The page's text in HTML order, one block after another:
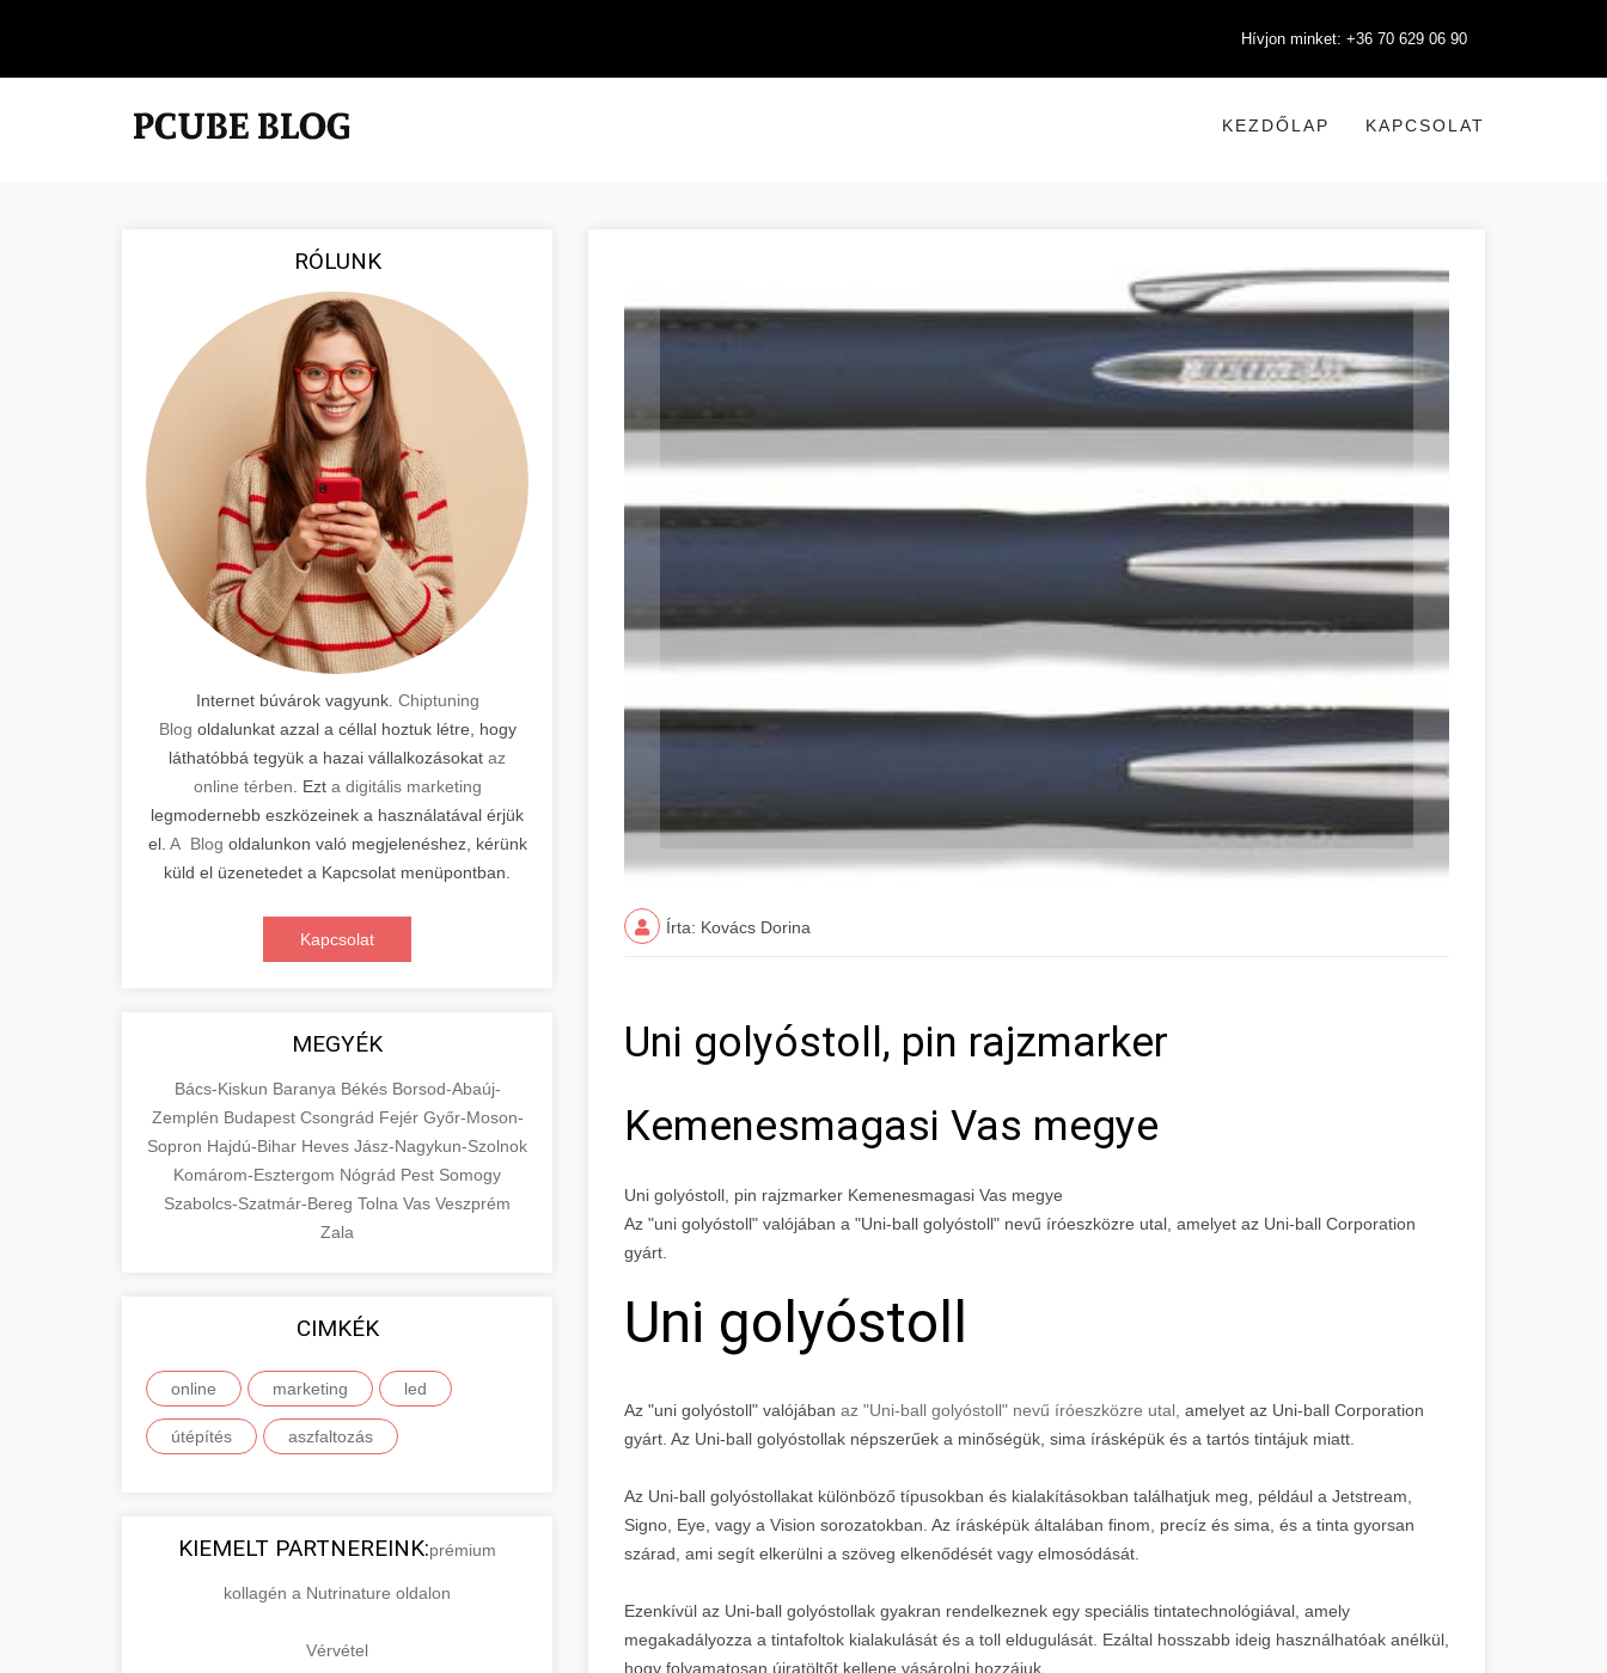
Hívjon minket: +36 70 629 06 90
KEZDŐLAP KAPCSOLAT
RÓLUNK
Internet búvárok vagyunk. Chiptuning
Blog oldalunkat azzal a céllal hoztuk létre, hogy
láthatóbbá tegyük a hazai vállalkozásokat az
online térben . Ezt a digitális marketing
legmodernebb eszközeinek a használatával érjük
el. A Blog oldalunkon való megjelenéshez, kérünk
küld el üzenetedet a Kapcsolat menüpontban.
Kapcsolat
MEGYÉK
Bács-Kiskun Baranya Békés Borsod-Abaúj-
Zemplén Budapest Csongrád Fejér Győr-Moson-
Sopron Hajdú-Bihar Heves Jász-Nagykun-Szolnok
Komárom-Esztergom Nógrád Pest Somogy
Szabolcs-Szatmár-Bereg Tolna Vas Veszprém
Zala
CIMKÉK
online marketing led
útépítés aszfaltozás
KIEMELT PARTNEREINK:prémium
kollagén a Nutrinature oldalon
Vérvétel
Írta: Kovács Dorina
Uni golyóstoll, pin rajzmarker
Kemenesmagasi Vas megye
Uni golyóstoll, pin rajzmarker Kemenesmagasi Vas megye
Az "uni golyóstoll" valójában a "Uni-ball golyóstoll" nevű íróeszközre utal, amelyet az Uni-ball Corporation
gyárt.
Uni golyóstoll
Az "uni golyóstoll" valójában az "Uni-ball golyóstoll" nevű íróeszközre utal, amelyet az Uni-ball Corporation
gyárt. Az Uni-ball golyóstollak népszerűek a minőségük, sima írásképük és a tartós tintájuk miatt.
Az Uni-ball golyóstollakat különböző típusokban és kialakításokban találhatjuk meg, például a Jetstream,
Signo, Eye, vagy a Vision sorozatokban. Az írásképük általában finom, precíz és sima, és a tinta gyorsan
szárad, ami segít elkerülni a szöveg elkenődését vagy elmosódását.
Ezenkívül az Uni-ball golyóstollak gyakran rendelkeznek egy speciális tintatechnológiával, amely
megakadályozza a tintafoltok kialakulását és a toll eldugulását. Ezáltal hosszabb ideig használhatóak anélkül,
hogy folyamatosan újratöltőt kellene vásárolni hozzájuk.